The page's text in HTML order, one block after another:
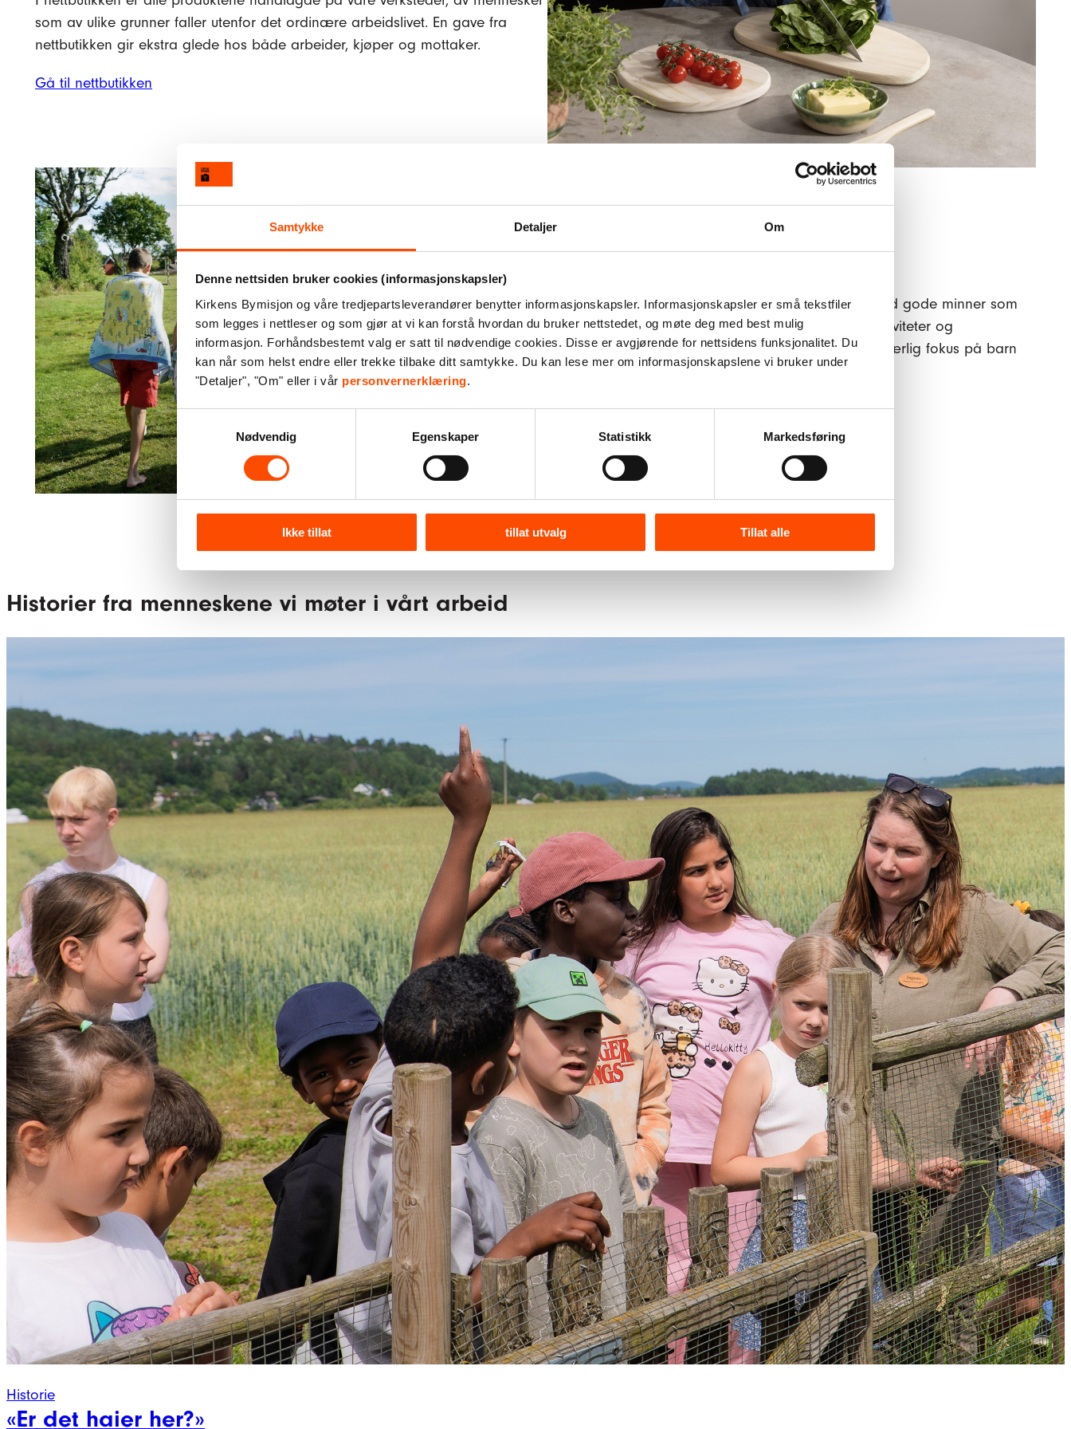
Samtykke Detaljer Om
Denne nettsiden bruker cookies (informasjonskapsler)
Kirkens Bymisjon og våre tredjepartsleverandører benytter informasjonskapsler. Informasjonskapsler er små tekstfiler
som legges i nettleser og som gjør at vi kan forstå hvordan du bruker nettstedet, og møte deg med best mulig
informasjon. Forhåndsbestemt valg er satt til nødvendige cookies. Disse er avgjørende for nettsidens funksjonalitet. Du
kan når som helst endre eller trekke tilbake ditt samtykke. Du kan lese mer om informasjonskapslene vi bruker under
"Detaljer", "Om" eller i vår personvernerklæring.
Samtykkevalg
Nødvendig
Egenskaper Statistikk Markedsføring
Ikke tillat tillat utvalg Tillat alle
som av ulike grunner faller utenfor det ordinære arbeidslivet. En gave fra
nettbutikken gir ekstra glede hos både arbeider, kjøper og mottaker.
Gå til nettbutikken
Delta på våre sommeraktiviteter
I Kirkens Bymisjon jobber vi for at alle skal sitte igjen med gode minner som
varer lenge etter at ferien er over. Derfor har vi åpne aktiviteter og
arrangementer i hele landet gjennom sommeren, med særlig fokus på barn
og unge.
Historier fra menneskene vi møter i vårt arbeid
Historie
«Er det haier her?»